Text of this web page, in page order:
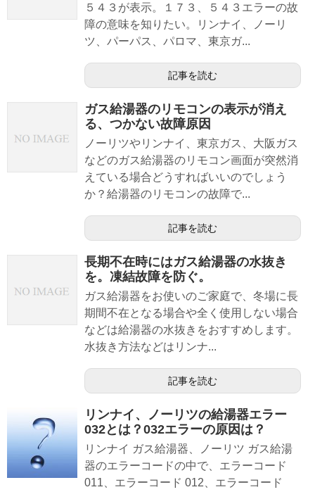
５４３が表示。１７３、５４３エラーの故
障の意味を知りたい。リンナイ、ノーリ
ツ、パーパス、パロマ、東京ガ...
記事を読む
ガス給湯器のリモコンの表示が消え
る、つかない故障原因
ノーリツやリンナイ、東京ガス、大阪ガス
などのガス給湯器のリモコン画面が突然消
えている場合どうすればいいのでしょう
か？給湯器のリモコンの故障で...
記事を読む
長期不在時にはガス給湯器の水抜き
を。凍結故障を防ぐ。
ガス給湯器をお使いのご家庭で、冬場に長
期間不在となる場合や全く使用しない場合
などは給湯器の水抜きをおすすめします。
水抜き方法などはリンナ...
記事を読む
リンナイ、ノーリツの給湯器エラー
032とは？032エラーの原因は？
リンナイ ガス給湯器、ノーリツ ガス給湯
器のエラーコードの中で、エラーコード
011、エラーコード 012、エラーコード